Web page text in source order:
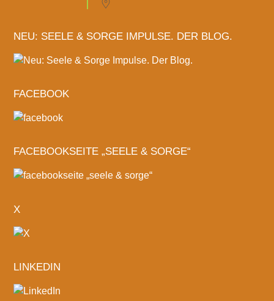
NEU: SEELE & SORGE IMPULSE. DER BLOG.
FACEBOOK
FACEBOOKSEITE „SEELE & SORGE“
X
LINKEDIN